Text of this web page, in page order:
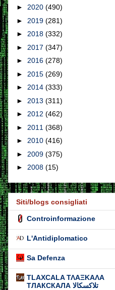
► 2020 (490)
► 2019 (281)
► 2018 (332)
► 2017 (347)
► 2016 (278)
► 2015 (269)
► 2014 (333)
► 2013 (311)
► 2012 (462)
► 2011 (368)
► 2010 (416)
► 2009 (375)
► 2008 (15)
Siti/blogs consigliati
Controinformazione
L'Antidiplomatico
Sa Defenza
TLAXCALA ΤΛΑΞΚΑΛΑ
ТЛАКСКАЛА تلاكسكالا